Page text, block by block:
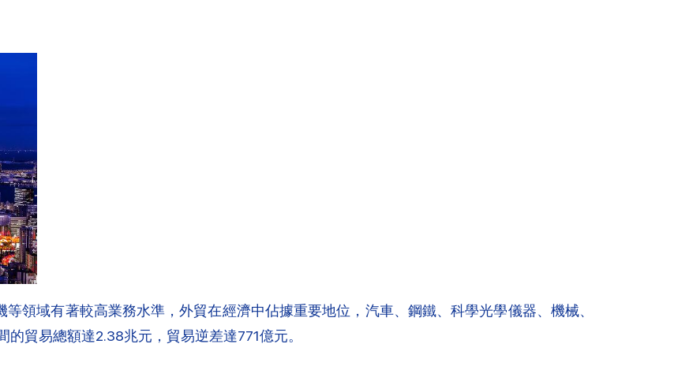
領域有著較高業務水準，外貿在經濟中佔據重要地位，汽車、鋼鐵、科學光學儀器、機械、
貿易總額達2.38兆元，貿易逆差達771億元。